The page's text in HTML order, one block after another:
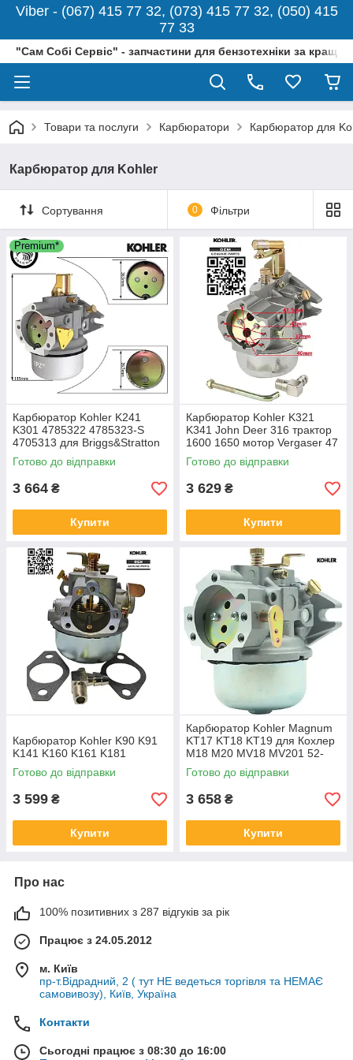
Viber - (067) 415 77 32, (073) 415 77 32, (050) 415
77 33
"Сам Собі Сервіс" - запчастини для бензотехніки за
Товари та послуги Карбюратори Карбюратор для
Карбюратор для Kohler
Сортування 0 Фільтри
Premium*
Карбюратор Kohler K241
K301 4785322 4785323-S
4705313 для Briggs&Stratton
Готово до відправки
3 664 ₴
Купити
Карбюратор Kohler K321
K341 John Deer 316 трактор
1600 1650 мотор Vergaser 47
853 30-S
Готово до відправки
3 629 ₴
Купити
Карбюратор Kohler K90 K91
K141 K160 K161 K181
Готово до відправки
3 599 ₴
Купити
Карбюратор Kohler Magnum
KT17 KT18 KT19 для Кохлер
M18 M20 MV18 MV201 52-
053-09
Готово до відправки
3 658 ₴
Купити
Про нас
100% позитивних з 287 відгуків за рік
Працює з 24.05.2012
м. Київ
пр-т.Відрадний, 2 ( тут НЕ ведеться торгівля та НЕМАЄ
самовивозу), Київ, Україна
Контакти
Сьогодні працює з 08:30 до 16:00